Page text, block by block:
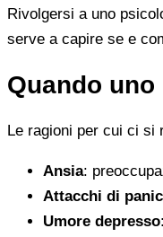
Rivolgersi a uno
serve a capire se e
Quando
Le ragioni per cui ci si
Ansia:
Attacchi di
Umore depresso